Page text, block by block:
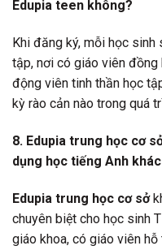
Edupia teen không?
Khi đăng ký, mỗi học
tập, nơi có giáo viên
động viên tinh thần học
kỳ rào cản nào trong quá
8. Edupia trung học cơ
dụng học tiếng Anh
Edupia trung học cơ sở
chuyên biệt cho học sinh
giáo khoa, có giáo viên